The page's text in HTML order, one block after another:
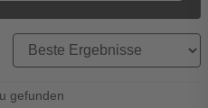
gefunden